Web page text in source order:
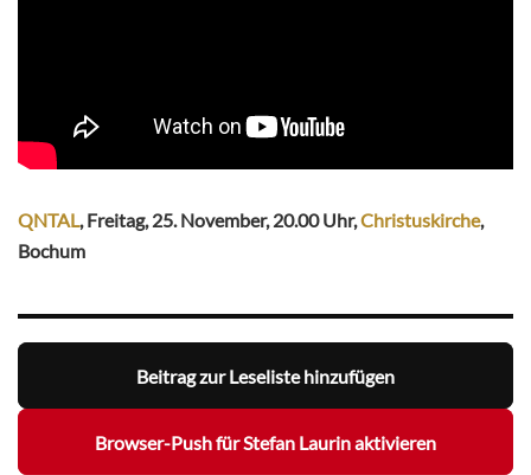
QNTAL, Freitag, 25. November, 20.00 Uhr,Christuskirche,
Bochum
Beitrag zur Leseliste hinzufügen
Browser-Push für Stefan Laurin aktivieren